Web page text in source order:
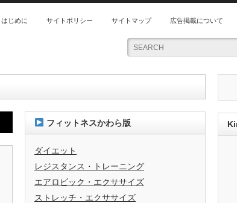
はじめに サイトポリシー サイトマップ 広告掲載について
フィットネスかわら版
ダイエット
レジスタンス・トレーニング
エアロビック・エクササイズ
ストレッチ・エクササイズ